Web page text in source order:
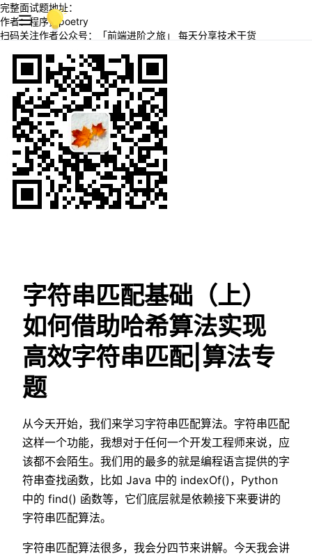
完整面试题地址：
作者：程序员poetry
扫码关注作者公众号：「前端进阶之旅」 每天分享技术干货
字符串匹配基础（上）
如何借助哈希算法实现
高效字符串匹配|算法专
题
从今天开始，我们来学习字符串匹配算法。字符串匹配
这样一个功能，我想对于任何一个开发工程师来说，应
该都不会陌生。我们用的最多的就是编程语言提供的字
符串查找函数，比如 Java 中的 indexOf()，Python
中的 find() 函数等，它们底层就是依赖接下来要讲的
字符串匹配算法。
字符串匹配算法很多，我会分四节来讲解。今天我会讲